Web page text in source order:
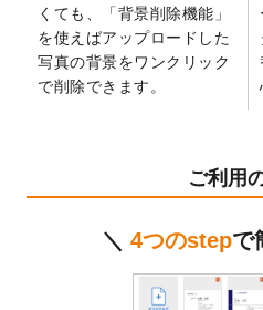
2025/1/15
配置できるデ
（pdf、psd、
2024/12/24
2025年版4月
箔押し年賀状
ステッカーの
しました。
2025年巳年の
くても、「背景削除機能」
を使えばアップロードした
写真の背景をワンクリック
で削除できます。
ご利用
＼ 4つのstepで